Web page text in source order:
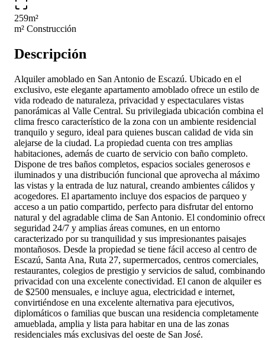
259m²
m² Construcción
Descripción
Alquiler amoblado en San Antonio de Escazú. Ubicado en el
exclusivo, este elegante apartamento amoblado ofrece un estilo de
vida rodeado de naturaleza, privacidad y espectaculares vistas
panorámicas al Valle Central. Su privilegiada ubicación combina el
clima fresco característico de la zona con un ambiente residencial
tranquilo y seguro, ideal para quienes buscan calidad de vida sin
alejarse de la ciudad. La propiedad cuenta con tres amplias
habitaciones, además de cuarto de servicio con baño completo.
Dispone de tres baños completos, espacios sociales generosos e
iluminados y una distribución funcional que aprovecha al máximo
las vistas y la entrada de luz natural, creando ambientes cálidos y
acogedores. El apartamento incluye dos espacios de parqueo y
acceso a un patio compartido, perfecto para disfrutar del entorno
natural y del agradable clima de San Antonio. El condominio
seguridad 24/7 y amplias áreas comunes, en un entorno
caracterizado por su tranquilidad y sus impresionantes paisajes
montañosos. Desde la propiedad se tiene fácil acceso al centro de
Escazú, Santa Ana, Ruta 27, supermercados, centros comerciales,
restaurantes, colegios de prestigio y servicios de salud, combinando
privacidad con una excelente conectividad. El canon de alquiler es
de $2500 mensuales, e incluye agua, electricidad e internet,
convirtiéndose en una excelente alternativa para ejecutivos,
diplomáticos o familias que buscan una residencia completamente
amueblada, amplia y lista para habitar en una de las zonas
residenciales más exclusivas del oeste de San José.